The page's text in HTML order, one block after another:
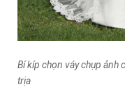
Bí kíp chọn váy chụp ảnh
trịa